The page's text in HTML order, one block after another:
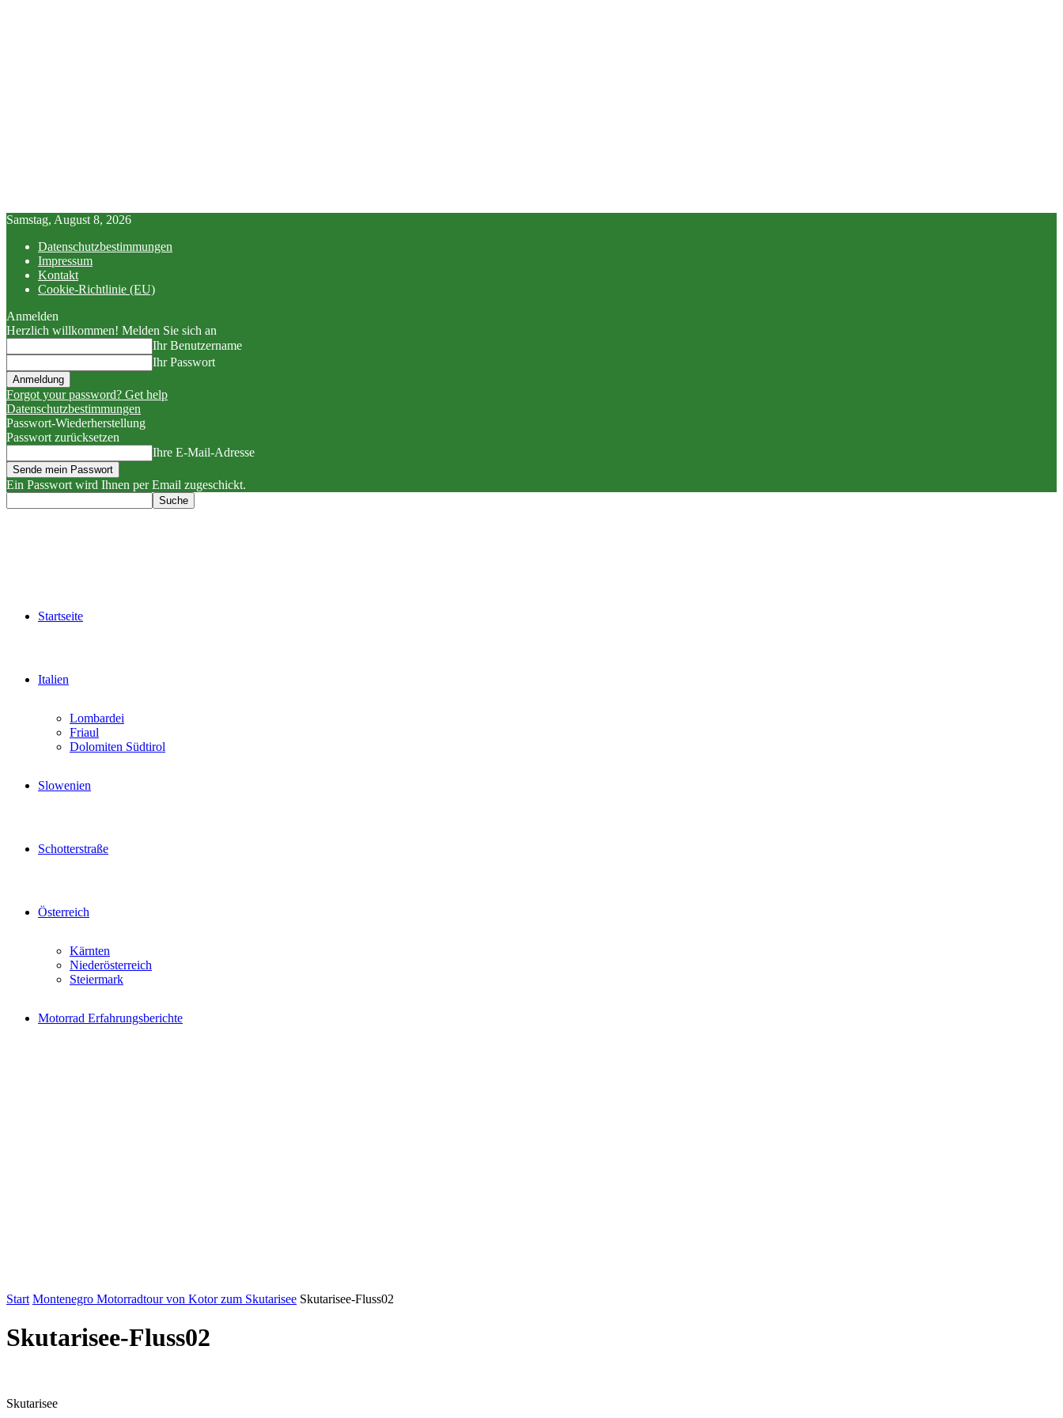
Samstag, August 8, 2026
Datenschutzbestimmungen
Impressum
Kontakt
Cookie-Richtlinie (EU)
Anmelden
Herzlich willkommen! Melden Sie sich an
Ihr Benutzername
Ihr Passwort
Forgot your password? Get help
Datenschutzbestimmungen
Passwort-Wiederherstellung
Passwort zurücksetzen
Ihre E-Mail-Adresse
Ein Passwort wird Ihnen per Email zugeschickt.
Startseite
Italien
Lombardei
Friaul
Dolomiten Südtirol
Slowenien
Schotterstraße
Österreich
Kärnten
Niederösterreich
Steiermark
Motorrad Erfahrungsberichte
Start Montenegro Motorradtour von Kotor zum Skutarisee Skutarisee-Fluss02
Skutarisee-Fluss02
Skutarisee